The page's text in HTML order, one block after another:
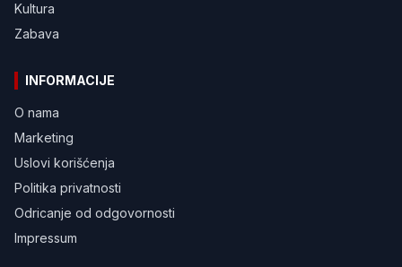
Kultura
Zabava
INFORMACIJE
O nama
Marketing
Uslovi korišćenja
Politika privatnosti
Odricanje od odgovornosti
Impressum